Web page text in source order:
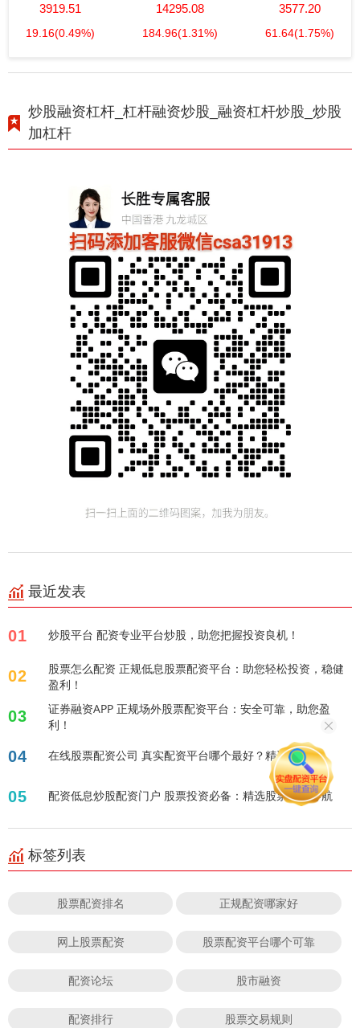
3919.51
19.16(0.49%)
14295.08
184.96(1.31%)
3577.20
61.64(1.75%)
炒股融资杠杆_杠杆融资炒股_融资杠杆炒股_炒股
加杠杆
最近发表
01 炒股平台 配资专业平台炒股，助您把握投资良机！
02
股票怎么配资 正规低息股票配资平台：助您轻松投资，稳健
盈利！
03
证券融资APP 正规场外股票配资平台：安全可靠，助您盈
利！
04 在线股票配资公司 真实配资平台哪个最好？精选推荐！
05 配资低息炒股配资门户 股票投资必备：精选股票网站导航
标签列表
股票配资排名 正规配资哪家好
网上股票配资 股票配资平台哪个可靠
配资论坛 股市融资
配资排行 股票交易规则